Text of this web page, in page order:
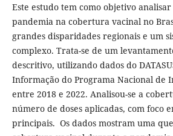
Este estudo tem como objetivo
pandemia na cobertura vacinal no
grandes disparidades regionais e um
complexo. Trata-se de um
descritivo, utilizando dados do
Informação do Programa Nacional de
entre 2018 e 2022. Analisou-se a
número de doses aplicadas, com foco
principais. Os dados mostram uma